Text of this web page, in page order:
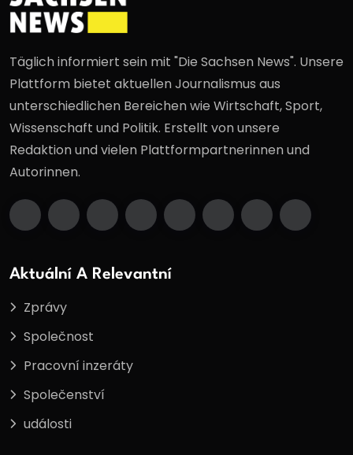
Täglich informiert sein mit "Die Sachsen News". Unsere
Plattform bietet aktuellen Journalismus aus
unterschiedlichen Bereichen wie Wirtschaft, Sport,
Wissenschaft und Politik. Erstellt von unsere
Redaktion und vielen Plattformpartnerinnen und
Autorinnen.
Aktuální A Relevantní
Zprávy
Společnost
Pracovní inzeráty
Společenství
události